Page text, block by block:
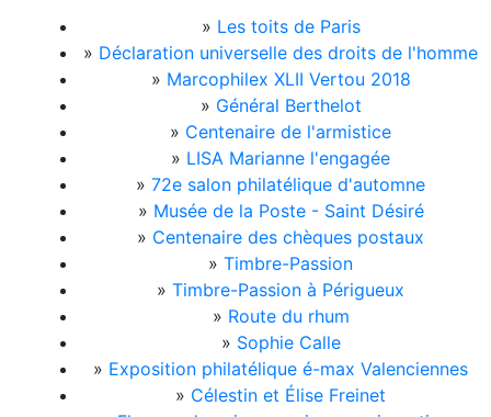
» Les toits de Paris
» Déclaration universelle des droits de l'homme
» Marcophilex XLII Vertou 2018
» Général Berthelot
» Centenaire de l'armistice
» LISA Marianne l'engagée
» 72e salon philatélique d'automne
» Musée de la Poste - Saint Désiré
» Centenaire des chèques postaux
» Timbre-Passion
» Timbre-Passion à Périgueux
» Route du rhum
» Sophie Calle
» Exposition philatélique é-max Valenciennes
» Célestin et Élise Freinet